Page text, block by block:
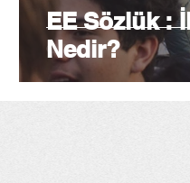
EE Sözlük :
Nedir?